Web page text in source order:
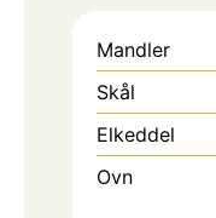
Mandler
Skål
Elkeddel
Ovn